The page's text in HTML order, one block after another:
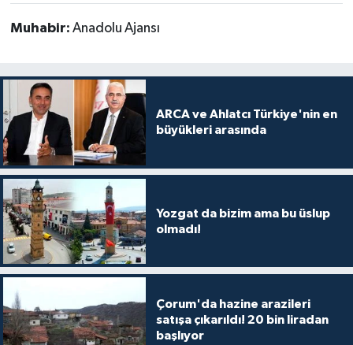
Muhabir: Anadolu Ajansı
ARCA ve Ahlatcı Türkiye'nin en
büyükleri arasında
Yozgat da bizim ama bu üslup
olmadı!
Çorum'da hazine arazileri
satışa çıkarıldı! 20 bin liradan
başlıyor